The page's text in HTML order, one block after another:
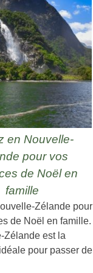
en Nouvelle-
pour vos
de Noël en
famille
Zélande pour
de Noël en famille.
Zélande est la
pour passer de